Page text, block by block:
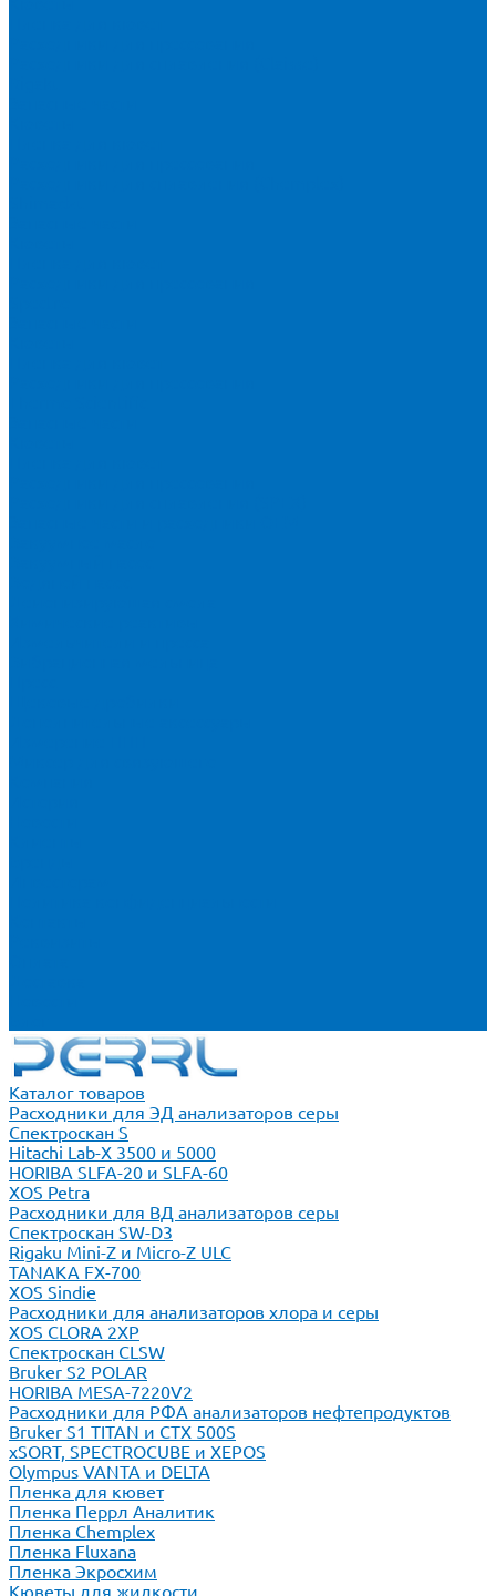
Каталог товаров
Расходники для ЭД анализаторов серы
Спектроскан S
Hitachi Lab-X 3500 и 5000
HORIBA SLFA-20 и SLFA-60
XOS Petra
Расходники для ВД анализаторов серы
Спектроскан SW-D3
Rigaku Mini-Z и Micro-Z ULC
TANAKA FX-700
XOS Sindie
Расходники для анализаторов хлора и серы
XOS CLORA 2XP
Спектроскан CLSW
Bruker S2 POLAR
HORIBA MESA-7220V2
Расходники для РФА анализаторов нефтепродуктов
Bruker S1 TITAN и CTX 500S
xSORT, SPECTROCUBE и XEPOS
Olympus VANTA и DELTA
Пленка для кювет
Пленка Перрл Аналитик
Пленка Chemplex
Пленка Fluxana
Пленка Экросхим
Кюветы для жидкости